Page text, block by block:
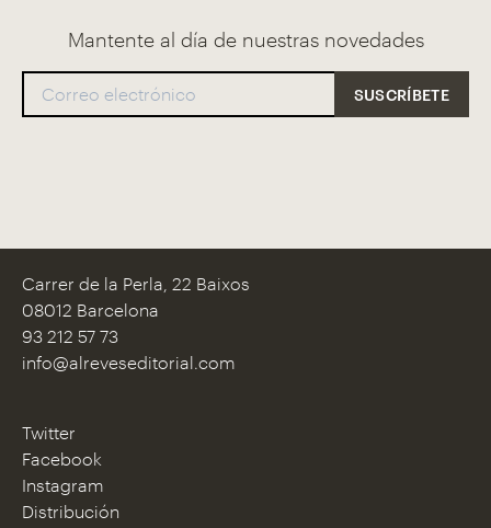
Mantente al día de nuestras novedades
Carrer de la Perla, 22 Baixos
08012 Barcelona
93 212 57 73
info@alreveseditorial.com
Twitter
Facebook
Instagram
Distribución